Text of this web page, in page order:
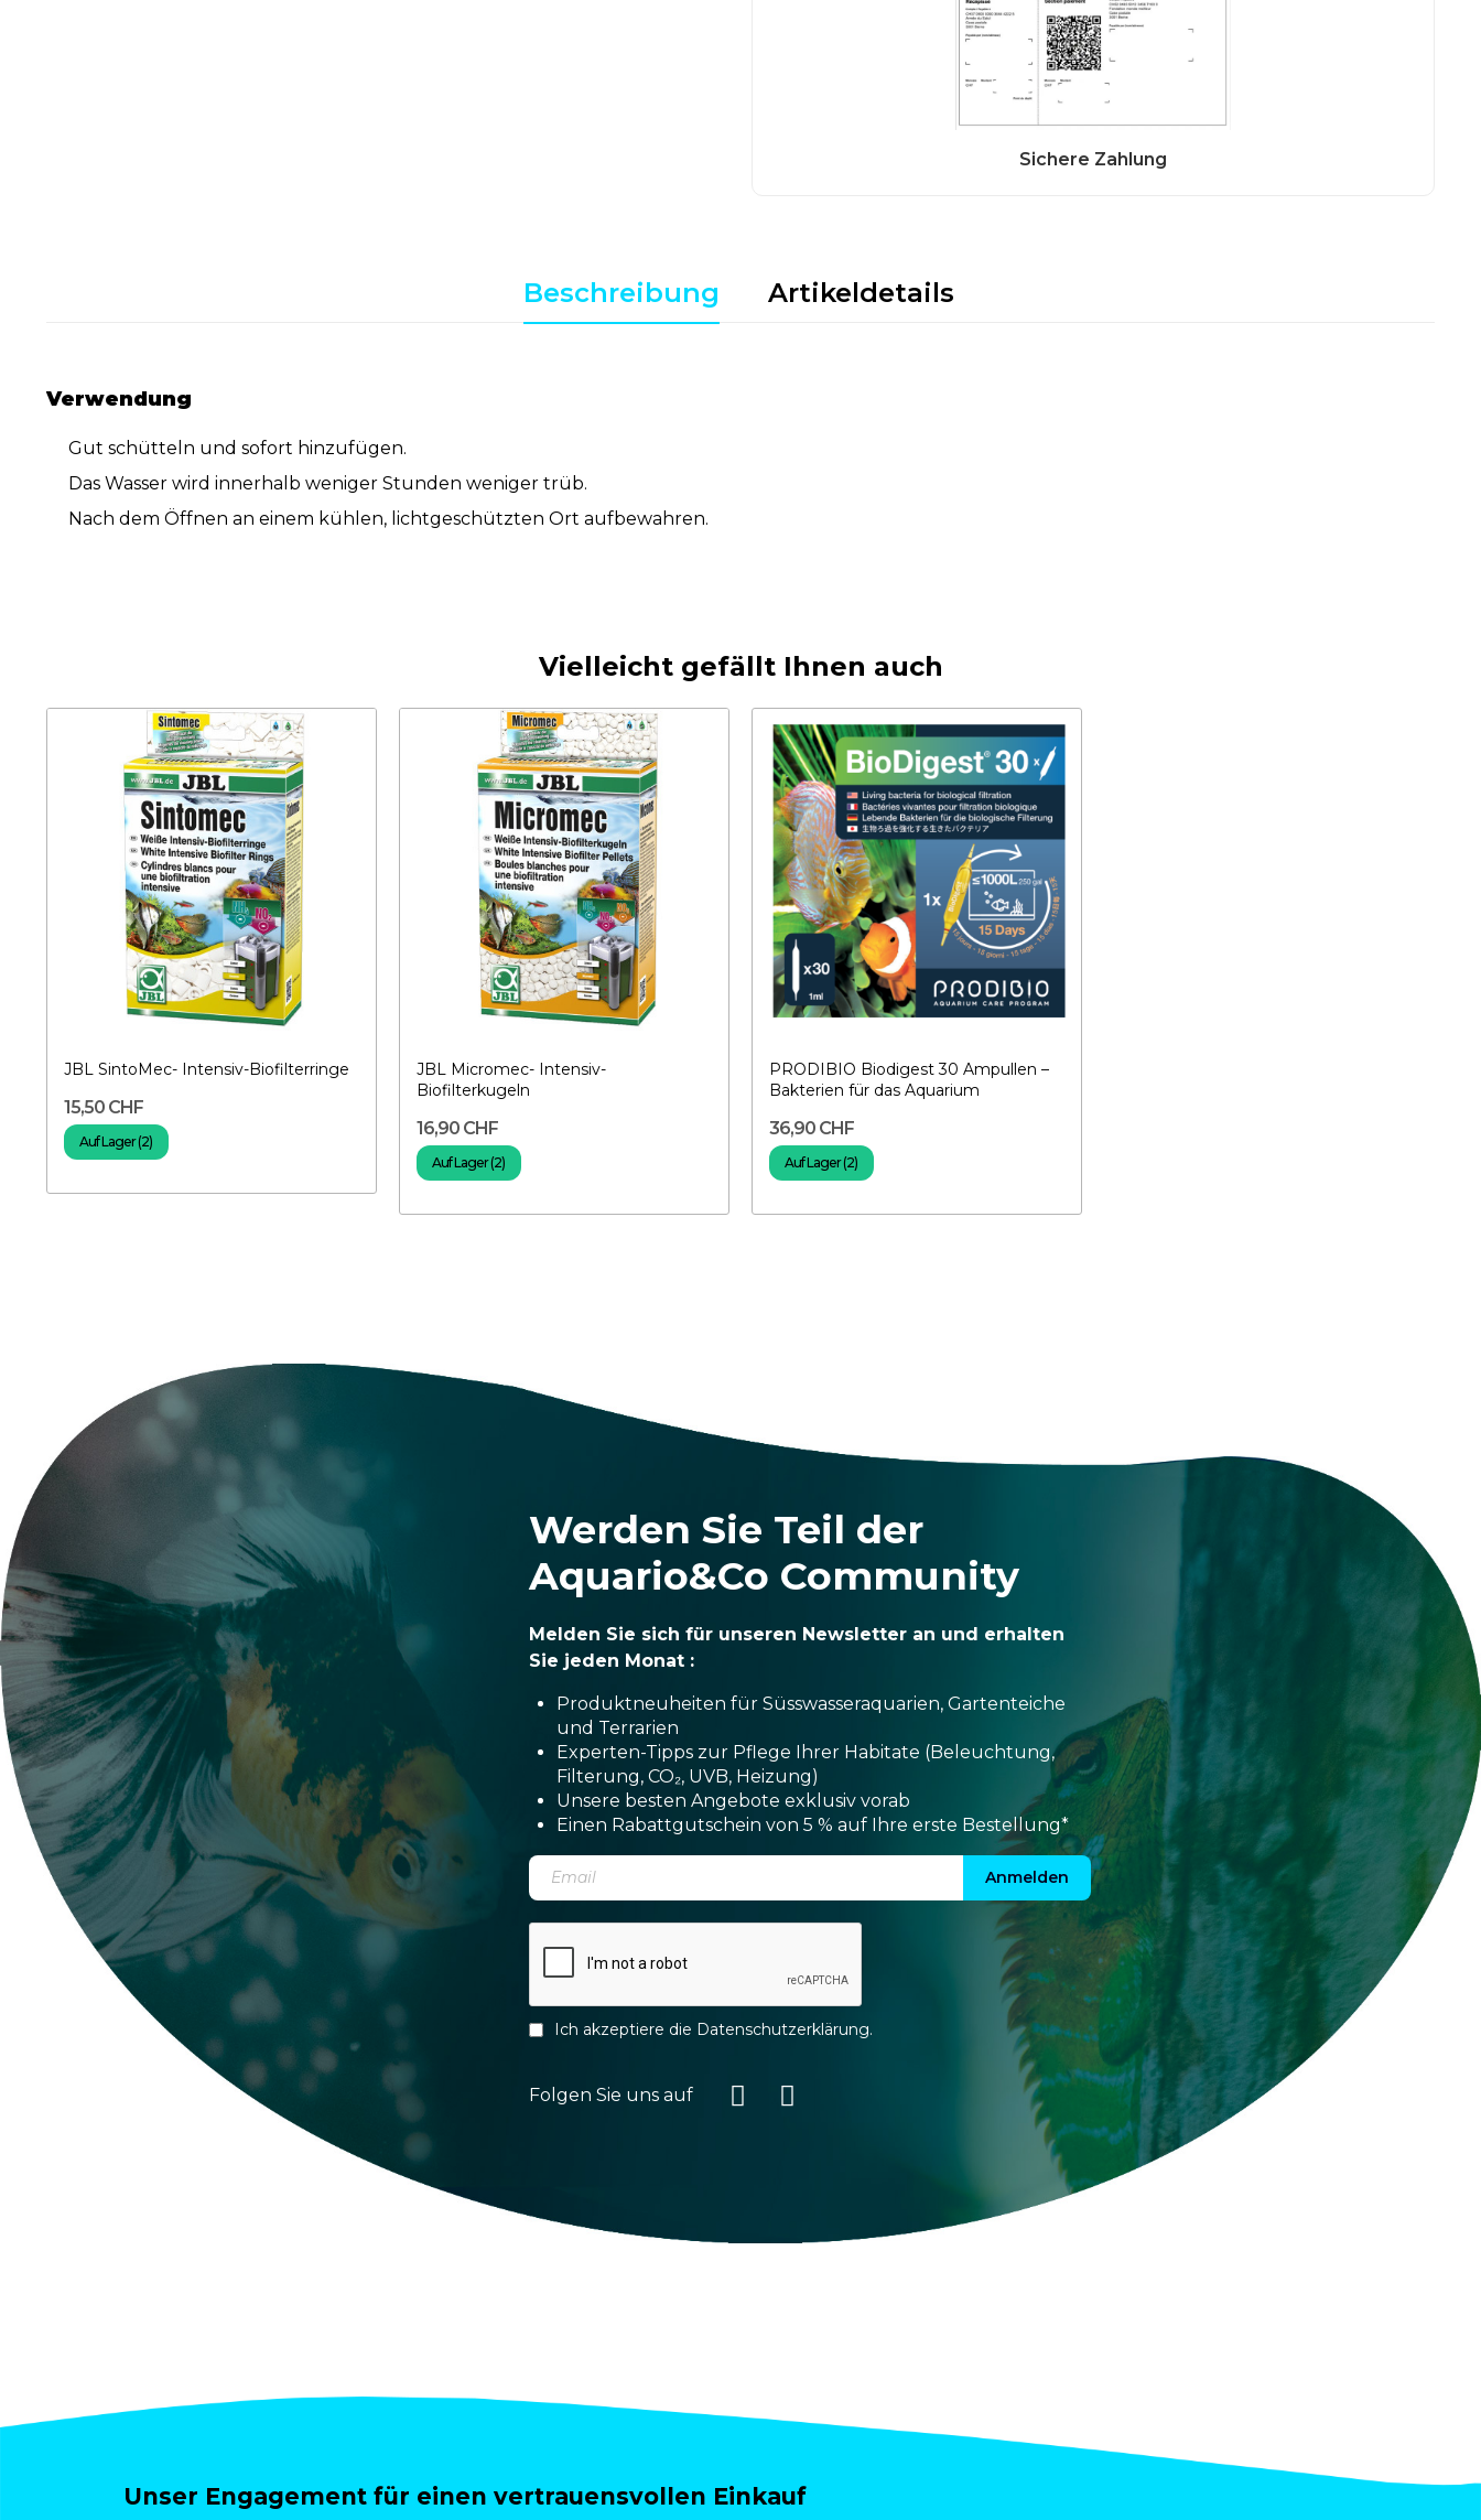
Beschreibung Artikeldetails
Verwendung
Gut schütteln und sofort hinzufügen.
Das Wasser wird innerhalb weniger Stunden weniger trüb.
Nach dem Öffnen an einem kühlen, lichtgeschützten Ort aufbewahren.
Vielleicht gefällt Ihnen auch
JBL SintoMec- Intensiv-Biofilterringe
15,50 CHF
Auf Lager (2)
JBL Micromec- Intensiv-
Biofilterkugeln
16,90 CHF
Auf Lager (2)
PRODIBIO Biodigest 30 Ampullen –
Bakterien für das Aquarium
36,90 CHF
Auf Lager (2)
Werden Sie Teil der
Aquario&Co Community
Melden Sie sich für unseren Newsletter an und erhalten
Sie jeden Monat :
Produktneuheiten für Süsswasseraquarien, Gartenteiche
und Terrarien
Experten-Tipps zur Pflege Ihrer Habitate (Beleuchtung,
Filterung, CO₂, UVB, Heizung)
Unsere besten Angebote exklusiv vorab
Einen Rabattgutschein von 5 % auf Ihre erste Bestellung*
Anmelden
Ich akzeptiere die Datenschutzerklärung.
Folgen Sie uns auf
Unser Engagement für einen vertrauensvollen Einkauf